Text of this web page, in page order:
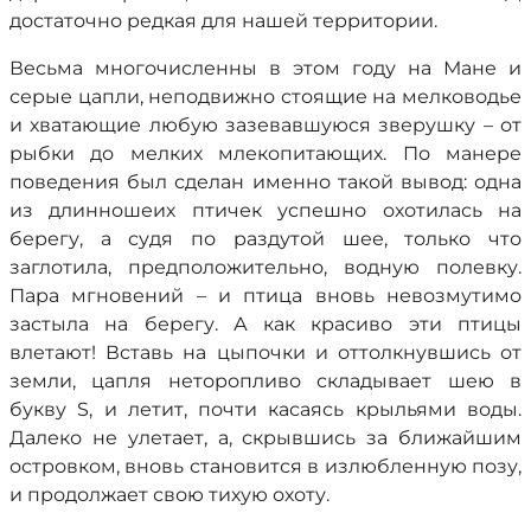
достаточно редкая для нашей территории.
Весьма многочисленны в этом году на Мане и
серые цапли, неподвижно стоящие на мелководье
и хватающие любую зазевавшуюся зверушку – от
рыбки до мелких млекопитающих. По манере
поведения был сделан именно такой вывод: одна
из длинношеих птичек успешно охотилась на
берегу, а судя по раздутой шее, только что
заглотила, предположительно, водную полевку.
Пара мгновений – и птица вновь невозмутимо
застыла на берегу. А как красиво эти птицы
влетают! Вставь на цыпочки и оттолкнувшись от
земли, цапля неторопливо складывает шею в
букву S, и летит, почти касаясь крыльями воды.
Далеко не улетает, а, скрывшись за ближайшим
островком, вновь становится в излюбленную позу,
и продолжает свою тихую охоту.